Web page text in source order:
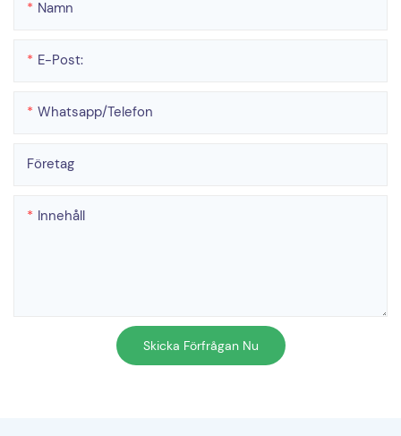
Namn
E-Post:
Whatsapp/telefon
Företag
Innehåll
Skicka Förfrågan Nu